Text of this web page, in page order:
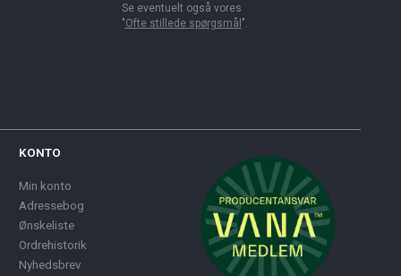
Se eventuelt også vores
"Ofte stillede spørgsmål ".
KONTO
Min konto
Adressebog
Ønskeliste
Ordrehistorik
Nyhedsbrev